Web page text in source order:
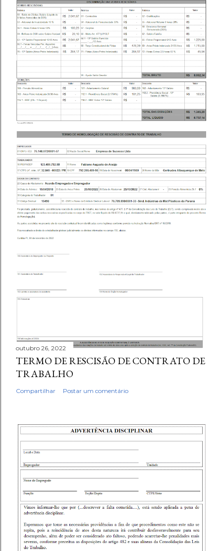
outubro 26, 2022
TERMO DE RESCISÃO DE CONTRATO DE
TRABALHO
Compartilhar Postar um comentário